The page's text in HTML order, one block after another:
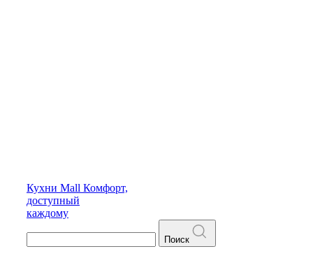
Кухни Mall Комфорт,
доступный
каждому
Поиск